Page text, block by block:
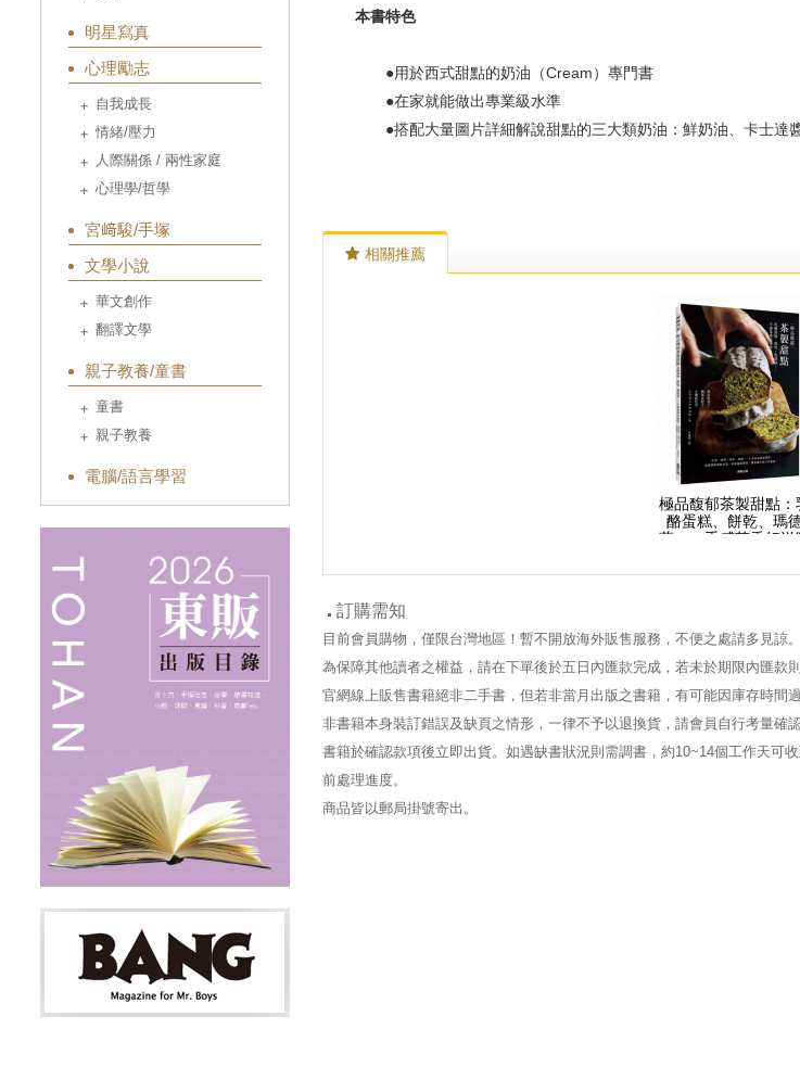
明星寫真
心理勵志
自我成長
情緒/壓力
人際關係 / 兩性家庭
心理學/哲學
宮﨑駿/手塚
文學小說
華文創作
翻譯文學
親子教養/童書
童書
親子教養
電腦/語言學習
本書特色
●用於西式甜點的奶油（Cream）專門書
●在家就能做出專業級水準
●搭配大量圖片詳細解說甜點的三大類奶油：鮮奶油、卡士達
相關推薦
極品馥郁茶製甜點：
酪蛋糕、餅乾、瑪
蓮……手感茶香好滋
訂購需知
目前會員購物，僅限台灣地區！暫不開放海外販售服務，不便之處請多見諒。
為保障其他讀者之權益，請在下單後於五日內匯款完成，若未於期限內匯款
官網線上販售書籍絕非二手書，但若非當月出版之書籍，有可能因庫存時間
非書籍本身裝訂錯誤及缺頁之情形，一律不予以退換貨，請會員自行考量確認
書籍於確認款項後立即出貨。如遇缺書狀況則需調書，約10~14個工作天可
前處理進度。
商品皆以郵局掛號寄出。